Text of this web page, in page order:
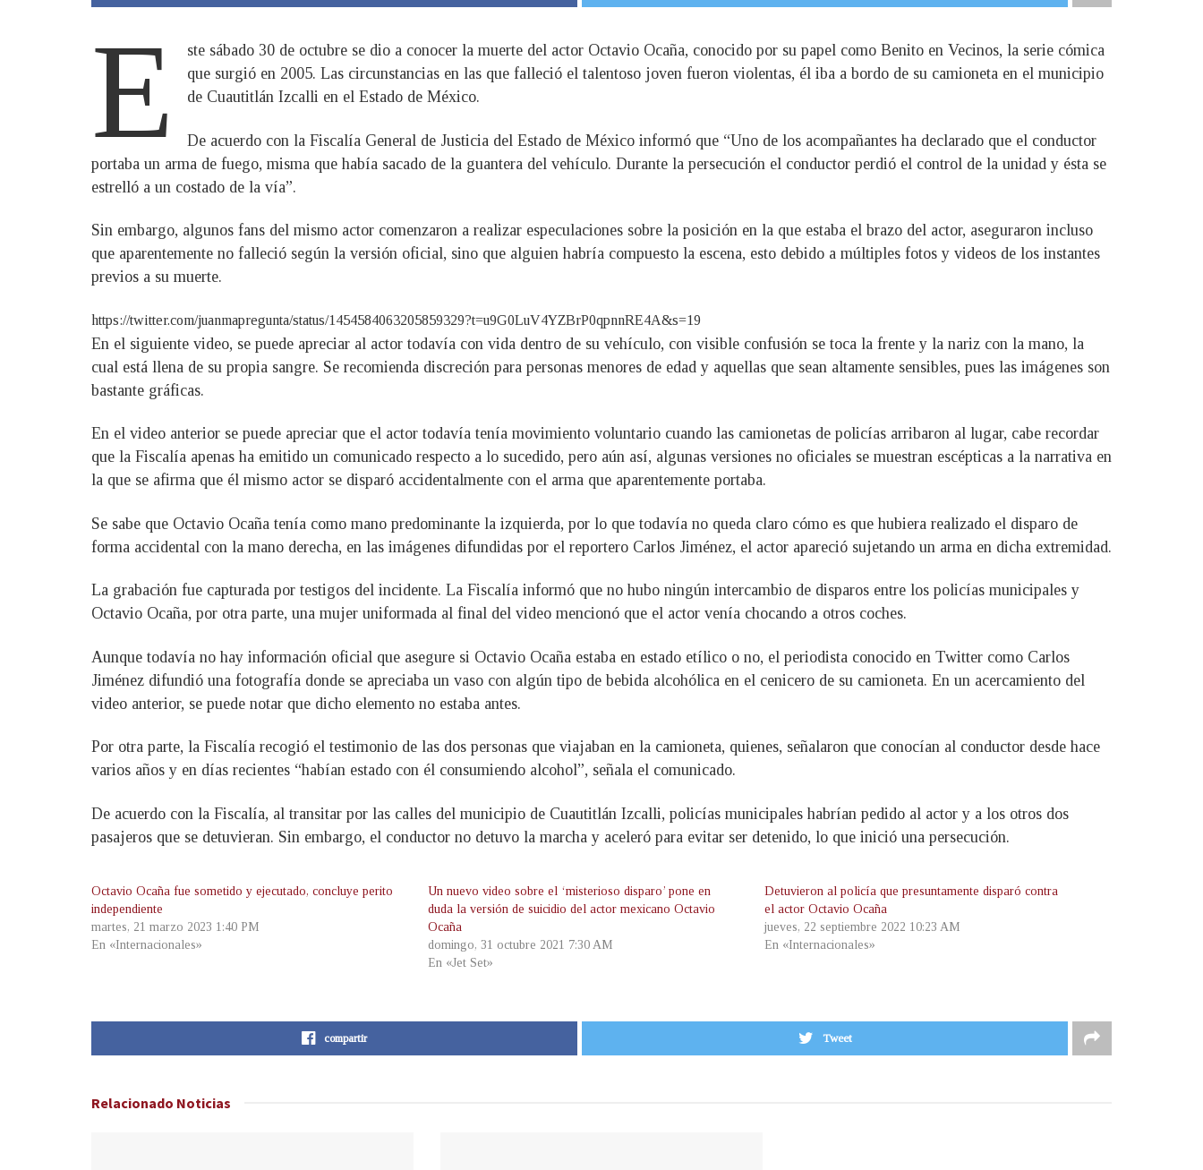
E
ste sábado 30 de octubre se dio a conocer la muerte del actor Octavio Ocaña, conocido por su papel como Benito en Vecinos, la serie cómica
que surgió en 2005. Las circunstancias en las que falleció el talentoso joven fueron violentas, él iba a bordo de su camioneta en el municipio
de Cuautitlán Izcalli en el Estado de México.
De acuerdo con la Fiscalía General de Justicia del Estado de México informó que “Uno de los acompañantes ha declarado que el conductor
portaba un arma de fuego, misma que había sacado de la guantera del vehículo. Durante la persecución el conductor perdió el control de la unidad y ésta se
estrelló a un costado de la vía”.
Sin embargo, algunos fans del mismo actor comenzaron a realizar especulaciones sobre la posición en la que estaba el brazo del actor, aseguraron incluso
que aparentemente no falleció según la versión oficial, sino que alguien habría compuesto la escena, esto debido a múltiples fotos y videos de los instantes
previos a su muerte.
https://twitter.com/juanmapregunta/status/1454584063205859329?t=u9G0LuV4YZBrP0qpnnRE4A&s=19
En el siguiente video, se puede apreciar al actor todavía con vida dentro de su vehículo, con visible confusión se toca la frente y la nariz con la mano, la
cual está llena de su propia sangre. Se recomienda discreción para personas menores de edad y aquellas que sean altamente sensibles, pues las imágenes son
bastante gráficas.
En el video anterior se puede apreciar que el actor todavía tenía movimiento voluntario cuando las camionetas de policías arribaron al lugar, cabe recordar
que la Fiscalía apenas ha emitido un comunicado respecto a lo sucedido, pero aún así, algunas versiones no oficiales se muestran escépticas a la narrativa en
la que se afirma que él mismo actor se disparó accidentalmente con el arma que aparentemente portaba.
Se sabe que Octavio Ocaña tenía como mano predominante la izquierda, por lo que todavía no queda claro cómo es que hubiera realizado el disparo de
forma accidental con la mano derecha, en las imágenes difundidas por el reportero Carlos Jiménez, el actor apareció sujetando un arma en dicha extremidad.
La grabación fue capturada por testigos del incidente. La Fiscalía informó que no hubo ningún intercambio de disparos entre los policías municipales y
Octavio Ocaña, por otra parte, una mujer uniformada al final del video mencionó que el actor venía chocando a otros coches.
Aunque todavía no hay información oficial que asegure si Octavio Ocaña estaba en estado etílico o no, el periodista conocido en Twitter como Carlos
Jiménez difundió una fotografía donde se apreciaba un vaso con algún tipo de bebida alcohólica en el cenicero de su camioneta. En un acercamiento del
video anterior, se puede notar que dicho elemento no estaba antes.
Por otra parte, la Fiscalía recogió el testimonio de las dos personas que viajaban en la camioneta, quienes, señalaron que conocían al conductor desde hace
varios años y en días recientes “habían estado con él consumiendo alcohol”, señala el comunicado.
De acuerdo con la Fiscalía, al transitar por las calles del municipio de Cuautitlán Izcalli, policías municipales habrían pedido al actor y a los otros dos
pasajeros que se detuvieran. Sin embargo, el conductor no detuvo la marcha y aceleró para evitar ser detenido, lo que inició una persecución.
Octavio Ocaña fue sometido y ejecutado, concluye perito
independiente
martes, 21 marzo 2023 1:40 PM
En «Internacionales»
Un nuevo video sobre el ‘misterioso disparo’ pone en
duda la versión de suicidio del actor mexicano Octavio
Ocaña
domingo, 31 octubre 2021 7:30 AM
En «Jet Set»
Detuvieron al policía que presuntamente disparó contra
el actor Octavio Ocaña
jueves, 22 septiembre 2022 10:23 AM
En «Internacionales»
compartir Tweet
Relacionado Noticias